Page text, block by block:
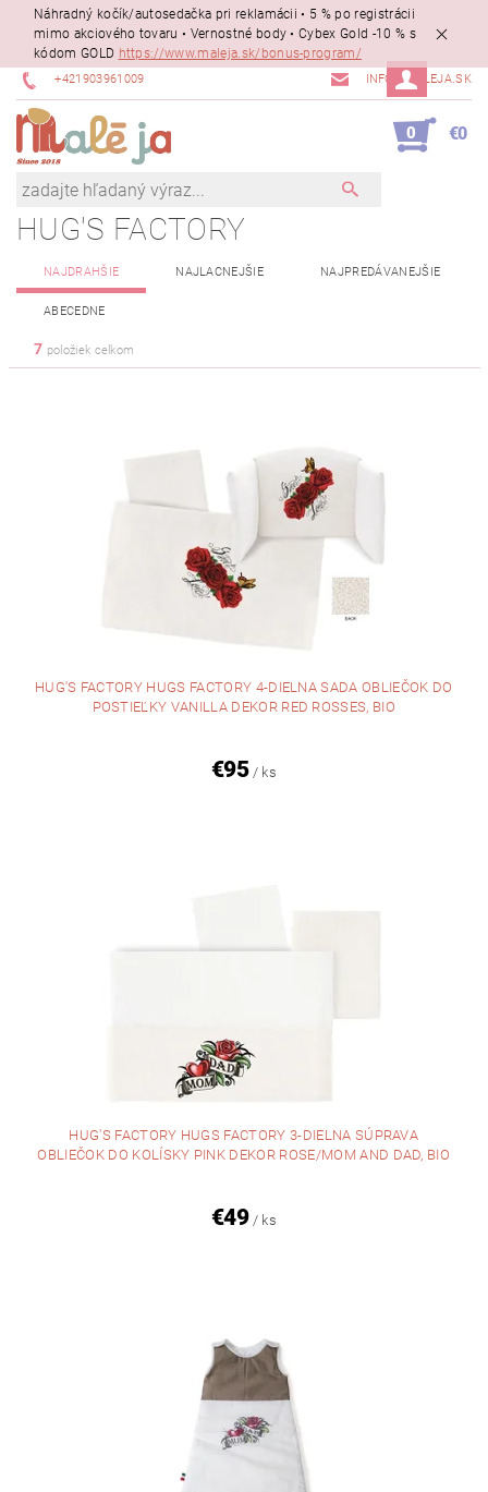
Náhradný kočík/autosedačka pri reklamácii • 5 % po registrácii
mimo akciového tovaru • Vernostné body • Cybex Gold -10 % s
kódom GOLD https://www.maleja.sk/bonus-program/
+421903961009 INFO@MALEJA.SK
0 €0
HUG'S FACTORY
NAJDRAHŠIE NAJLACNEJŠIE NAJPREDÁVANEJŠIE
ABECEDNE
7 položiek celkom
HUG'S FACTORY HUGS FACTORY 4-DIELNA SADA OBLIEČOK DO
POSTIEĽKY VANILLA DEKOR RED ROSSES, BIO
€95 / ks
HUG'S FACTORY HUGS FACTORY 3-DIELNA SÚPRAVA
OBLIEČOK DO KOLÍSKY PINK DEKOR ROSE/MOM AND DAD, BIO
€49 / ks